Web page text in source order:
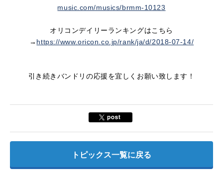
music.com/musics/brmm-10123
オリコンデイリーランキングはこちら
→ https://www.oricon.co.jp/rank/ja/d/2018-07-14/
引き続きバンドリの応援を宜しくお願い致します！
トピックス一覧に戻る